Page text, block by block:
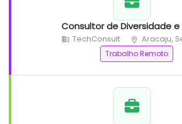
Consultor de Diversidade e
TechConsult Aracaju,
Trabalho Remoto